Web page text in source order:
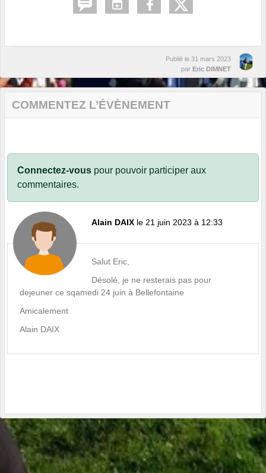
Publié le 31 mars 2023
par Eric DIMNET
COMMENTEZ L’ÉVÈNEMENT
Connectez-vous pour pouvoir participer aux
commentaires.
Alain DAIX le 21 juin 2023 à 12:33
Salut Eric,
Désolé, je ne resterais pas pour
dejeuner ce sqamedi 24 juin à Bellefontaine
Amicalement
Alain DAIX